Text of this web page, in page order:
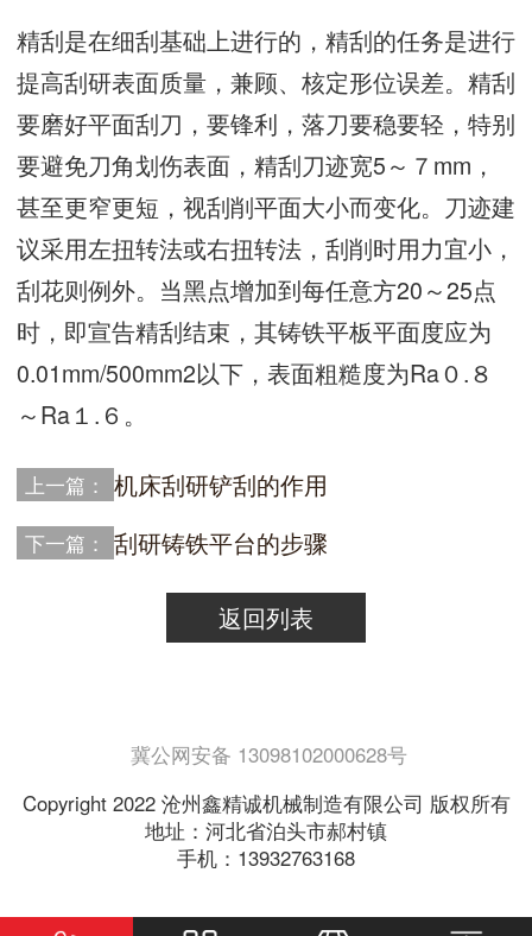
精刮是在细刮基础上进行的，精刮的任务是进行
提高刮研表面质量，兼顾、核定形位误差。精刮
要磨好平面刮刀，要锋利，落刀要稳要轻，特别
要避免刀角划伤表面，精刮刀迹宽5～７mm，
甚至更窄更短，视刮削平面大小而变化。刀迹建
议采用左扭转法或右扭转法，刮削时用力宜小，
刮花则例外。当黑点增加到每任意方20～25点
时，即宣告精刮结束，其铸铁平板平面度应为
0.01mm/500mm2以下，表面粗糙度为Ra０.８
～Ra１.６。
上一篇： 机床刮研铲刮的作用
下一篇： 刮研铸铁平台的步骤
返回列表
冀公网安备 13098102000628号
Copyright 2022 沧州鑫精诚机械制造有限公司 版权所有
地址：河北省泊头市郝村镇
手机：13932763168